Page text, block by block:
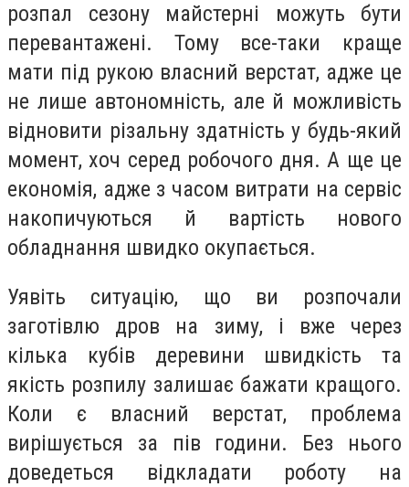
розпал сезону майстерні можуть бути
перевантажені. Тому все-таки краще
мати під рукою власний верстат, адже це
не лише автономність, але й можливість
відновити різальну здатність у будь-який
момент, хоч серед робочого дня. А ще це
економія, адже з часом витрати на сервіс
накопичуються й вартість нового
обладнання швидко окупається.
Уявіть ситуацію, що ви розпочали
заготівлю дров на зиму, і вже через
кілька кубів деревини швидкість та
якість розпилу залишає бажати кращого.
Коли є власний верстат, проблема
вирішується за пів години. Без нього
доведеться відкладати роботу на